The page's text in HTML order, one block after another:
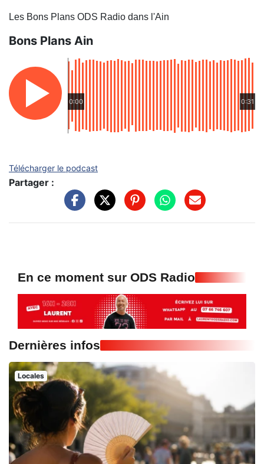
Les Bons Plans ODS Radio dans l'Ain
Bons Plans Ain
0:00 0:31
Télécharger le podcast
Partager :
En ce moment sur ODS Radio
Dernières infos
Locales